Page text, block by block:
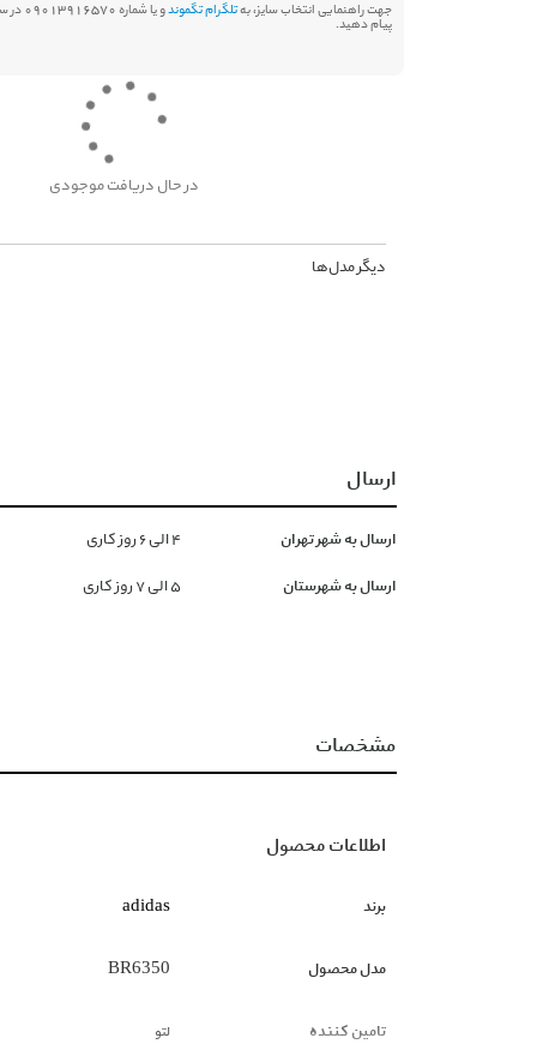
جهت راهنمایی انتخاب سایز، بهتلگرام تگموند و یا شماره
پیام دهید.
در حال دریافت موجودی
دیگر مدل‌ها
ارسال
ارسال به شهر تهران ۴ الی ۶ روز کاری
ارسال به شهرستان ۵ الی ۷ روز کاری
مشخصات
اطلاعات محصول
برند adidas
مدل محصول BR6350
تامین کننده لتو